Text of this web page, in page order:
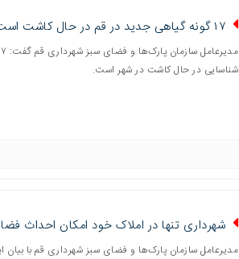
۱۷ گونه گیاهی جدید در قم در حال کاشت است
شناسایی در حال کاشت در شهر است.
شهرداری تنها در املاک خود امکان احداث
مدیرعامل سازمان پارک‌ها و فضای سبز شهرداری قم با بیان